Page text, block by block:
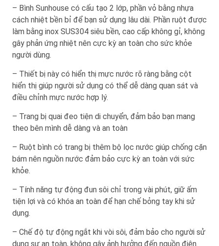
– Bình Sunhouse có cấu tạo 2 lớp, phần vỏ bằng nhựa
cách nhiệt bền bỉ để bạn sử dụng lâu dài. Phần ruột được
làm bằng inox SUS304 siêu bền, cao cấp không gỉ, không
gây phản ứng nhiệt nên cực kỳ an toàn cho sức khỏe
người dùng.
– Thiết bị này có hiển thị mực nước rõ ràng bằng cột
hiển thị giúp người sử dụng có thể dễ dàng quan sát và
điều chỉnh mực nước hợp lý.
– Trang bị quai đeo tiện di chuyển, đảm bảo bạn mang
theo bên mình dễ dàng và an toàn
– Ruột bình có trang bị thêm bộ lọc nước giúp chống cặn
bám nên nguồn nước đảm bảo cực kỳ an toàn với sức
khỏe.
– Tính năng tự động đun sôi chỉ trong vài phút, giữ ấm
tiện lợi và có khóa an toàn để hạn chế bỏng tay khi sử
dụng.
– Chế độ tự động ngắt khi vòi sôi, đảm bảo cho người sử
dụng sự an toàn, không gây ảnh hưởng đến nguồn điện.